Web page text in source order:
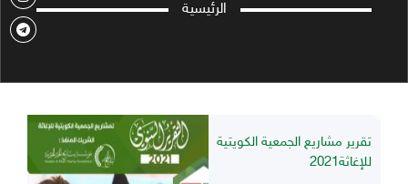
الرئيسية
تقرير مشاريع الجمعية الكويتية
للإغاثة2021